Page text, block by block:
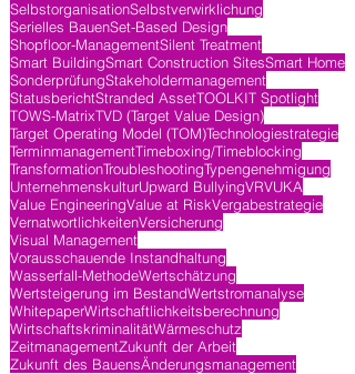
SelbstorganisationSelbstverwirklichung
Serielles BauenSet-Based Design
Shopfloor-ManagementSilent Treatment
Smart BuildingSmart Construction SitesSmart Home
SonderprüfungStakeholdermanagement
StatusberichtStranded AssetTOOLKIT Spotlight
TOWS-MatrixTVD (Target Value Design)
Target Operating Model (TOM)Technologiestrategie
TerminmanagementTimeboxing/Timeblocking
TransformationTroubleshootingTypengenehmigung
UnternehmenskulturUpward BullyingVRVUKA
Value EngineeringValue at RiskVergabestrategie
VernatwortlichkeitenVersicherung
Visual Management
Vorausschauende Instandhaltung
Wasserfall-MethodeWertschätzung
Wertsteigerung im BestandWertstromanalyse
WhitepaperWirtschaftlichkeitsberechnung
WirtschaftskriminalitätWärmeschutz
ZeitmanagementZukunft der Arbeit
Zukunft des BauensÄnderungsmanagement